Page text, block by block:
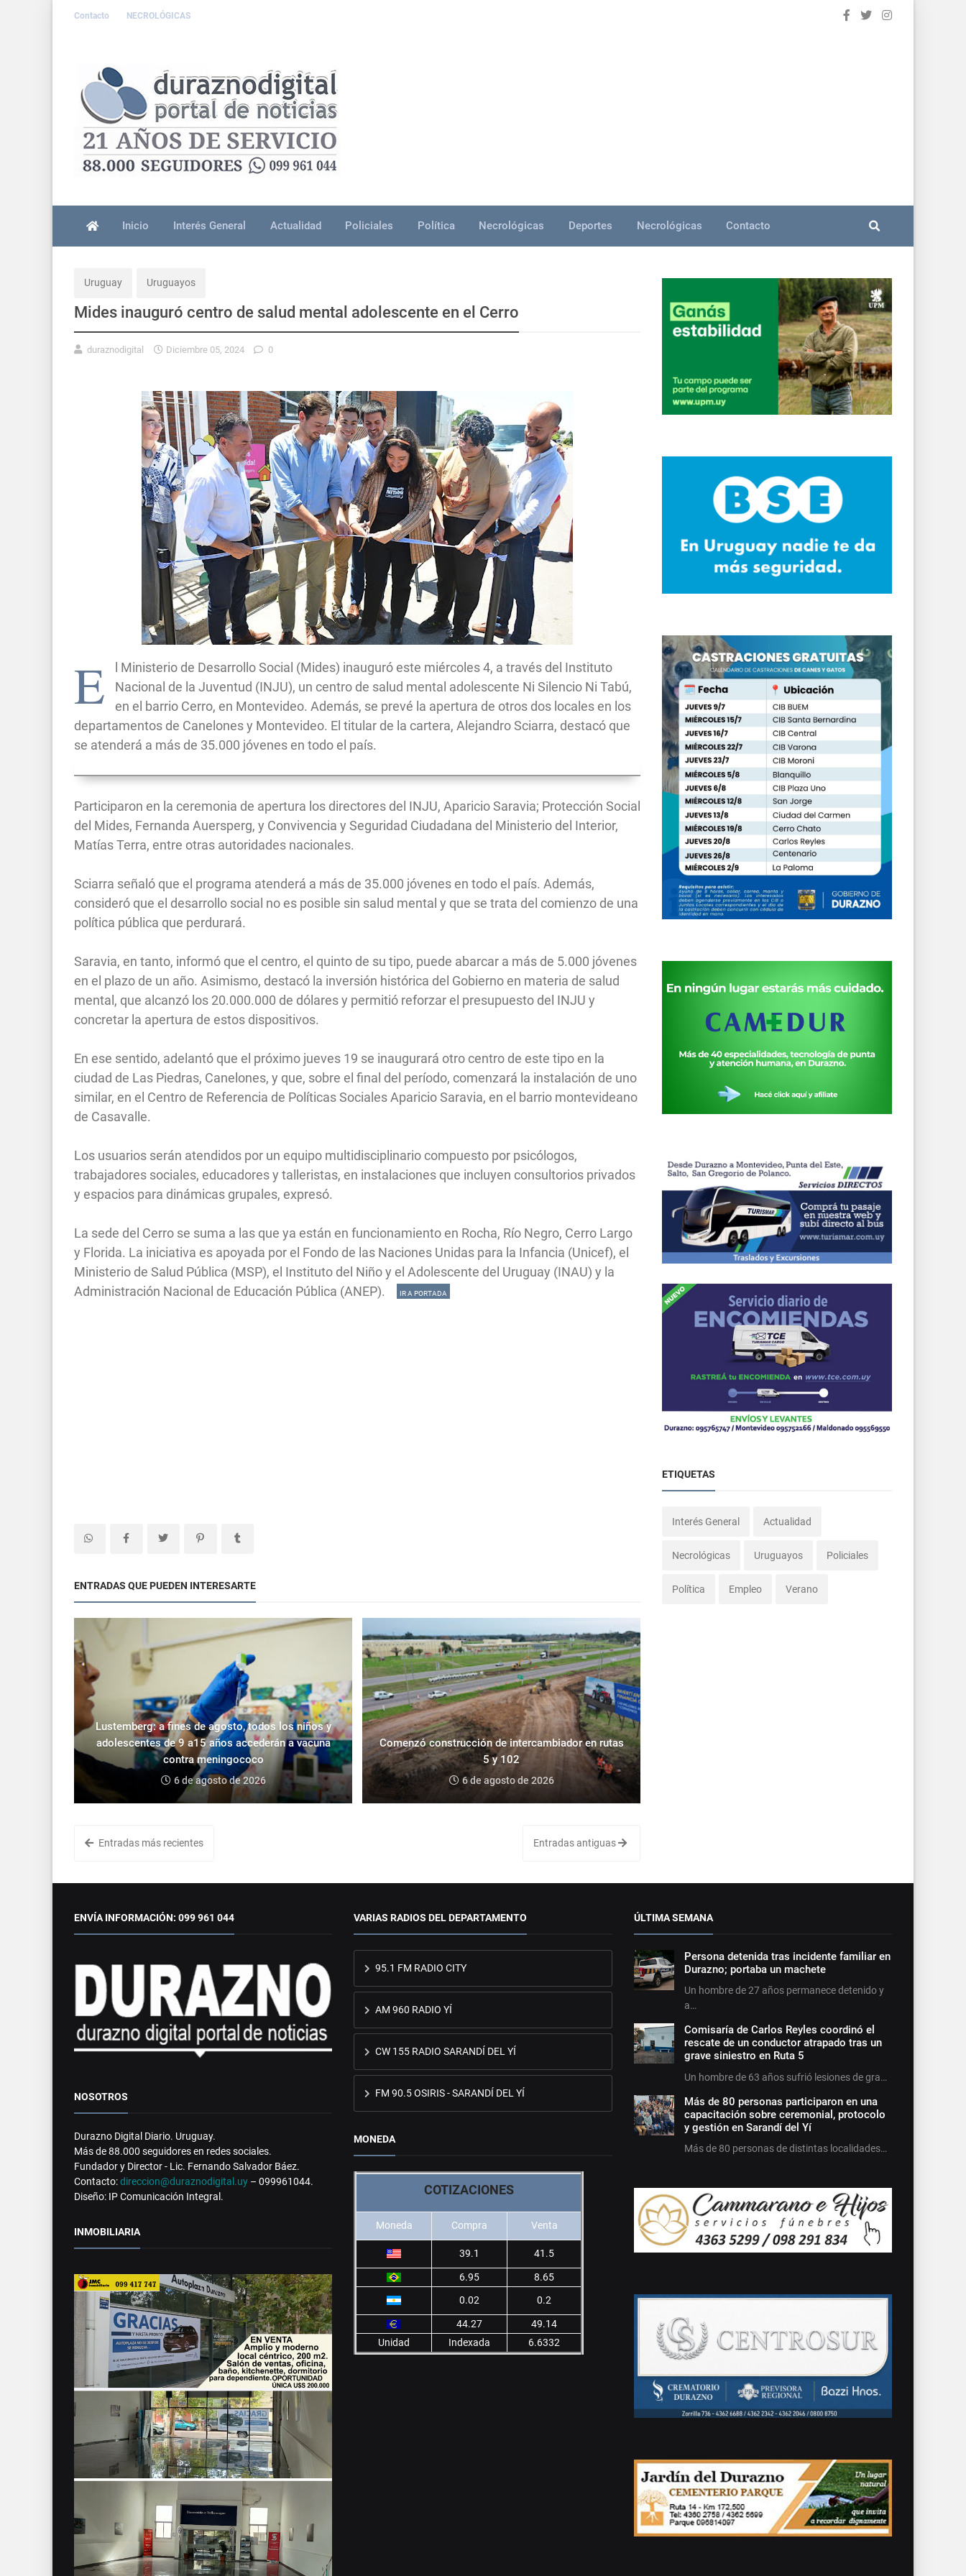
Contacto NECROLÓGICAS
Inicio Interés General Actualidad Policiales Política Necrológicas Deportes Necrológicas Contacto
Uruguay Uruguayos
Mides inauguró centro de salud mental adolescente en el Cerro
duraznodigital Diciembre 05, 2024 0
E
l Ministerio de Desarrollo Social (Mides) inauguró este miércoles 4, a través del Instituto
Nacional de la Juventud (INJU), un centro de salud mental adolescente Ni Silencio Ni Tabú,
en el barrio Cerro, en Montevideo. Además, se prevé la apertura de otros dos locales en los
departamentos de Canelones y Montevideo. El titular de la cartera, Alejandro Sciarra, destacó que
se atenderá a más de 35.000 jóvenes en todo el país.
Participaron en la ceremonia de apertura los directores del INJU, Aparicio Saravia; Protección Social
del Mides, Fernanda Auersperg, y Convivencia y Seguridad Ciudadana del Ministerio del Interior,
Matías Terra, entre otras autoridades nacionales.
Sciarra señaló que el programa atenderá a más de 35.000 jóvenes en todo el país. Además,
consideró que el desarrollo social no es posible sin salud mental y que se trata del comienzo de una
política pública que perdurará.
Saravia, en tanto, informó que el centro, el quinto de su tipo, puede abarcar a más de 5.000 jóvenes
en el plazo de un año. Asimismo, destacó la inversión histórica del Gobierno en materia de salud
mental, que alcanzó los 20.000.000 de dólares y permitió reforzar el presupuesto del INJU y
concretar la apertura de estos dispositivos.
En ese sentido, adelantó que el próximo jueves 19 se inaugurará otro centro de este tipo en la
ciudad de Las Piedras, Canelones, y que, sobre el final del período, comenzará la instalación de uno
similar, en el Centro de Referencia de Políticas Sociales Aparicio Saravia, en el barrio montevideano
de Casavalle.
Los usuarios serán atendidos por un equipo multidisciplinario compuesto por psicólogos,
trabajadores sociales, educadores y talleristas, en instalaciones que incluyen consultorios privados
y espacios para dinámicas grupales, expresó.
La sede del Cerro se suma a las que ya están en funcionamiento en Rocha, Río Negro, Cerro Largo
y Florida. La iniciativa es apoyada por el Fondo de las Naciones Unidas para la Infancia (Unicef), el
Ministerio de Salud Pública (MSP), el Instituto del Niño y el Adolescente del Uruguay (INAU) y la
Administración Nacional de Educación Pública (ANEP).
IR A PORTADA
ENTRADAS QUE PUEDEN INTERESARTE
Lustemberg: a fines de agosto, todos los niños y
adolescentes de 9 a15 años accederán a vacuna
contra meningococo
6 de agosto de 2026
Comenzó construcción de intercambiador en rutas
5 y 102
6 de agosto de 2026
Entradas más recientes Entradas antiguas
ETIQUETAS
Interés General Actualidad
Necrológicas Uruguayos Policiales
Política Empleo Verano
ENVÍA INFORMACIÓN: 099 961 044
NOSOTROS
Durazno Digital Diario. Uruguay.
Más de 88.000 seguidores en redes sociales.
Fundador y Director - Lic. Fernando Salvador Báez.
Contacto:direccion@duraznodigital.uy – 099961044.
Diseño: IP Comunicación Integral.
INMOBILIARIA
VARIAS RADIOS DEL DEPARTAMENTO
95.1 FM RADIO CITY
AM 960 RADIO YÍ
CW 155 RADIO SARANDÍ DEL YÍ
FM 90.5 OSIRIS - SARANDÍ DEL YÍ
MONEDA
COTIZACIONES
Moneda Compra Venta
39.1 41.5
6.95
8.65
0.02
0.2
44.27
49.14
Unidad
Indexada 6.6332
ÚLTIMA SEMANA
Persona detenida tras incidente familiar en
Durazno; portaba un machete
Un hombre de 27 años permanece detenido y
a…
Comisaría de Carlos Reyles coordinó el
rescate de un conductor atrapado tras un
grave siniestro en Ruta 5
Un hombre de 63 años sufrió lesiones de gra…
Más de 80 personas participaron en una
capacitación sobre ceremonial, protocolo
y gestión en Sarandí del Yí
Más de 80 personas de distintas localidades…